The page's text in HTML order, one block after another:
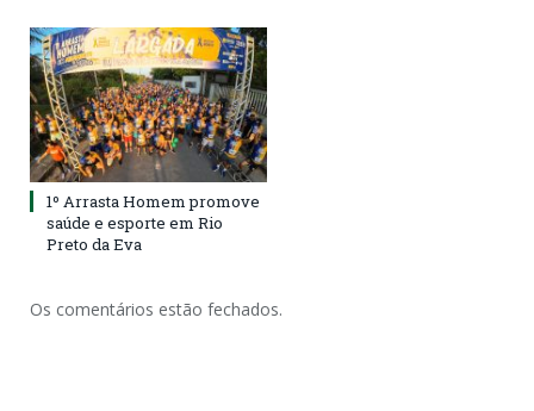
1º Arrasta Homem promove
saúde e esporte em Rio
Preto da Eva
Os comentários estão fechados.